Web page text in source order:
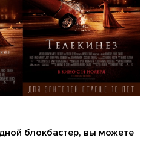
блокбастер, вы можете